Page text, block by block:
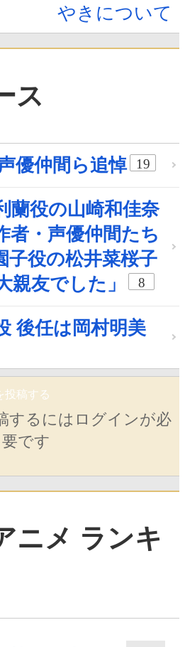
やきについて
ス
優仲間ら追悼 19
蘭役の山崎和佳奈
・声優仲間たち
役の松井菜桜子
親友でした」
8
後任は岡村明美
投稿する
するにはログインが必
要です
ニメ ランキ